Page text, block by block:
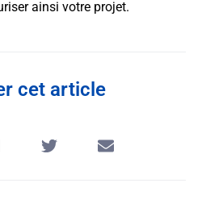
ainsi votre projet.
cet article